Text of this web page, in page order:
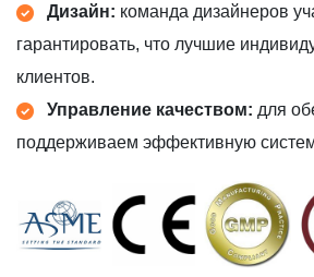
Дизайн: команда дизайнеров
гарантировать, что лучшие
клиентов.
Управление качеством: для
поддерживаем эффективную